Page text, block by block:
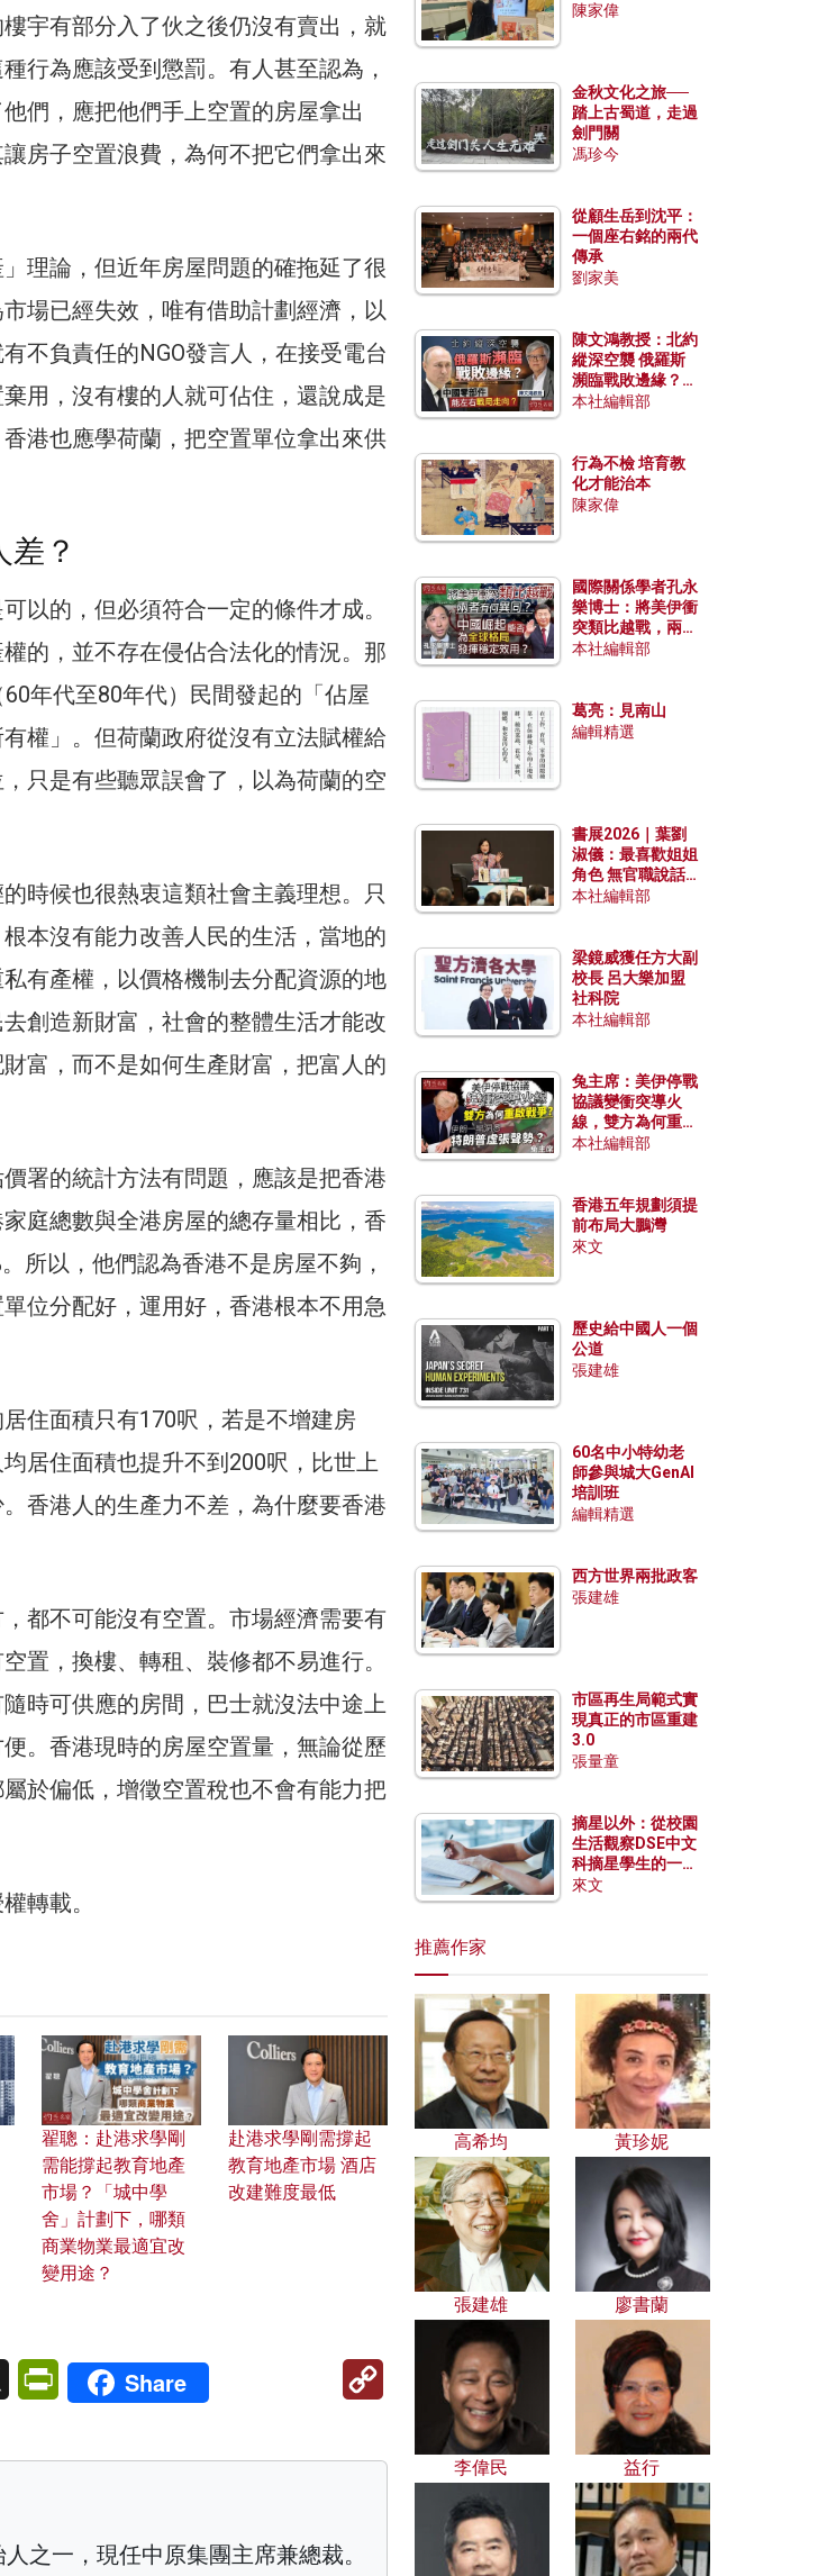
宇有部分入了伙之後仍沒有賣出，就
行為應該受到懲罰。有人甚至認為，
們，應把他們手上空置的房屋拿出
房子空置浪費，為何不把它們拿出來
理論，但近年房屋問題的確拖延了很
場已經失效，唯有借助計劃經濟，以
不負責任的NGO發言人，在接受電台
用，沒有樓的人就可佔住，還說成是
港也應學荷蘭，把空置單位拿出來供
？
以的，但必須符合一定的條件才成。
的，並不存在侵佔合法化的情況。那
年代至80年代）民間發起的「佔屋
權」。但荷蘭政府從沒有立法賦權給
只是有些聽眾誤會了，以為荷蘭的空
時候也很熱衷這類社會主義理想。只
本沒有能力改善人民的生活，當地的
有產權，以價格機制去分配資源的地
創造新財富，社會的整體生活才能改
富，而不是如何生產財富，把富人的
署的統計方法有問題，應該是把香港
庭總數與全港房屋的總存量相比，香
所以，他們認為香港不是房屋不夠，
位分配好，運用好，香港根本不用急
住面積只有170呎，若是不增建房
居住面積也提升不到200呎，比世上
香港人的生產力不差，為什麼要香港
都不可能沒有空置。市場經濟需要有
置，換樓、轉租、裝修都不易進行。
時可供應的房間，巴士就沒法中途上
。香港現時的房屋空置量，無論從歷
於偏低，增徵空置稅也不會有能力把
轉載。
翟聰：赴港求學剛
需能撐起教育地產
市場？「城中學
舍」計劃下，哪類
商業物業最適宜改
變用途？
赴港求學剛需撐起
教育地產市場 酒店
改建難度最低
X PrintFriendly
Share
之一，現任中原集團主席兼總裁。
陳家偉
金秋文化之旅──
踏上古蜀道，走過
劍門關
馮珍今
從顧生岳到沈平：
一個座右銘的兩代
傳承
劉家美
陳文鴻教授：北約
縱深空襲 俄羅斯
瀕臨戰敗邊緣？中
國零部件能左右戰
本社編輯部
行為不檢 培育教
化才能治本
陳家偉
國際關係學者孔永
樂博士：將美伊衝
突類比越戰，兩者
有何異同？中國崛
本社編輯部
葛亮：見南山
編輯精選
書展2026｜葉劉
淑儀：最喜歡姐姐
角色 無官職說話
包袱少
本社編輯部
梁鏡威獲任方大副
校長 呂大樂加盟
社科院
本社編輯部
兔主席：美伊停戰
協議變衝突導火
線，雙方為何重啟
戰爭？伊朗一早洞
本社編輯部
香港五年規劃須提
前布局大鵬灣
來文
歷史給中國人一個
公道
張建雄
60名中小特幼老
師參與城大GenAI
培訓班
編輯精選
西方世界兩批政客
張建雄
市區再生局範式實
現真正的市區重建
3.0
張量童
摘星以外：從校園
生活觀察DSE中文
科摘星學生的一點
特質
來文
推薦作家
高希均 黃珍妮
張建雄 廖書蘭
李偉民 益行